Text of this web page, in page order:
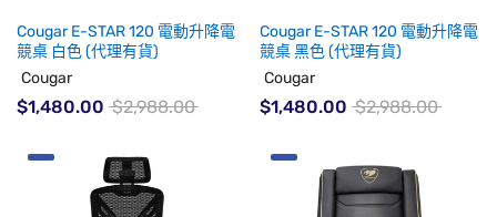
Cougar E-STAR 120 電動升降電
競桌 白色 (代理有貨)
Cougar
$1,480.00 $2,988.00
Cougar E-STAR 120 電動升降電
競桌 黑色 (代理有貨)
Cougar
$1,480.00 $2,988.00